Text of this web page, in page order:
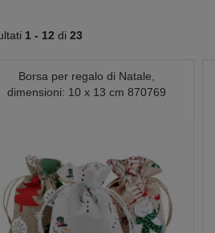
1 - 12 di 23
Borsa per regalo di Natale,
dimensioni: 10 x 13 cm 870769